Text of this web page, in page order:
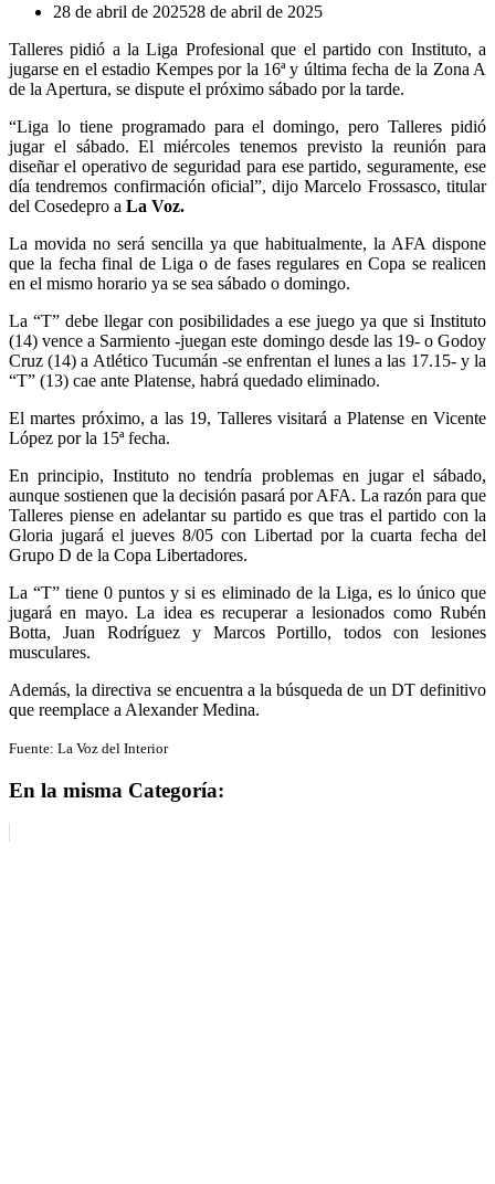
28 de abril de 202528 de abril de 2025
Talleres pidió a la Liga Profesional que el partido con Instituto, a
jugarse en el estadio Kempes por la 16ª y última fecha de la Zona A
de la Apertura, se dispute el próximo sábado por la tarde.
“Liga lo tiene programado para el domingo, pero Talleres pidió
jugar el sábado. El miércoles tenemos previsto la reunión para
diseñar el operativo de seguridad para ese partido, seguramente, ese
día tendremos confirmación oficial”, dijo Marcelo Frossasco, titular
del Cosedepro a La Voz.
La movida no será sencilla ya que habitualmente, la AFA dispone
que la fecha final de Liga o de fases regulares en Copa se realicen
en el mismo horario ya se sea sábado o domingo.
La “T” debe llegar con posibilidades a ese juego ya que si Instituto
(14) vence a Sarmiento -juegan este domingo desde las 19- o Godoy
Cruz (14) a Atlético Tucumán -se enfrentan el lunes a las 17.15- y la
“T” (13) cae ante Platense, habrá quedado eliminado.
El martes próximo, a las 19, Talleres visitará a Platense en Vicente
López por la 15ª fecha.
En principio, Instituto no tendría problemas en jugar el sábado,
aunque sostienen que la decisión pasará por AFA. La razón para que
Talleres piense en adelantar su partido es que tras el partido con la
Gloria jugará el jueves 8/05 con Libertad por la cuarta fecha del
Grupo D de la Copa Libertadores.
La “T” tiene 0 puntos y si es eliminado de la Liga, es lo único que
jugará en mayo. La idea es recuperar a lesionados como Rubén
Botta, Juan Rodríguez y Marcos Portillo, todos con lesiones
musculares.
Además, la directiva se encuentra a la búsqueda de un DT definitivo
que reemplace a Alexander Medina.
Fuente: La Voz del Interior
En la misma Categoría: